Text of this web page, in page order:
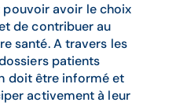
avoir le choix
de contribuer au
santé. A travers les
patients
doit être informé et
activement à leur